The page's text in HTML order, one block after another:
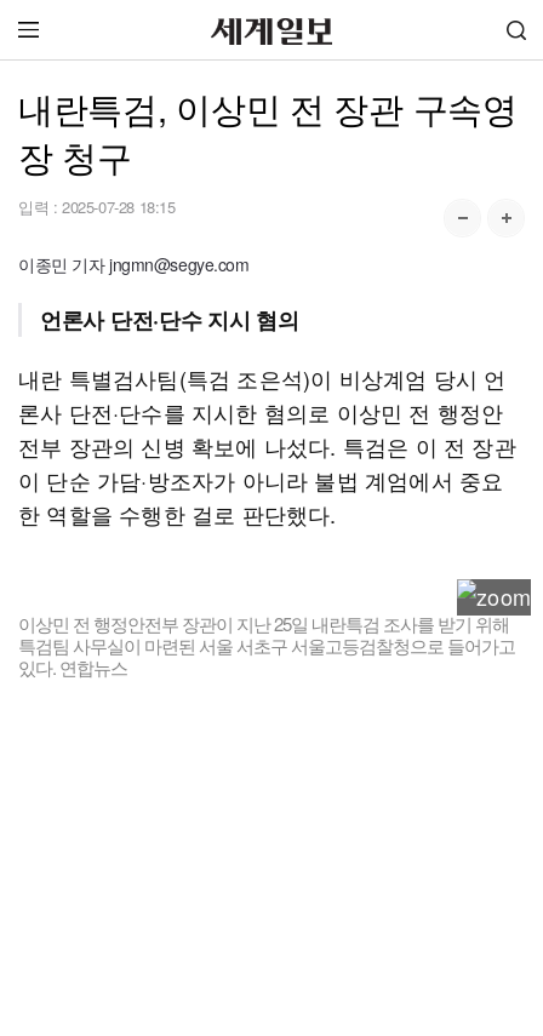
내란특검, 이상민 전 장관 구속영
장 청구
입력 : 2025-07-28 18:15
이종민 기자 jngmn@segye.com
언론사 단전·단수 지시 혐의
내란 특별검사팀(특검 조은석)이 비상계엄 당시 언
론사 단전·단수를 지시한 혐의로 이상민 전 행정안
전부 장관의 신병 확보에 나섰다. 특검은 이 전 장관
이 단순 가담·방조자가 아니라 불법 계엄에서 중요
한 역할을 수행한 걸로 판단했다.
이상민 전 행정안전부 장관이 지난 25일 내란특검 조사를 받기 위해
특검팀 사무실이 마련된 서울 서초구 서울고등검찰청으로 들어가고
있다. 연합뉴스